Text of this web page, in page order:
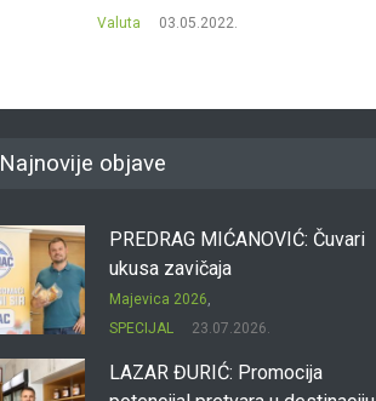
Valuta 03.05.2022.
Najnovije objave
PREDRAG MIĆANOVIĆ: Čuvari
ukusa zavičaja
Majevica 2026
SPECIJAL
23.07.2026.
LAZAR ĐURIĆ: Promocija